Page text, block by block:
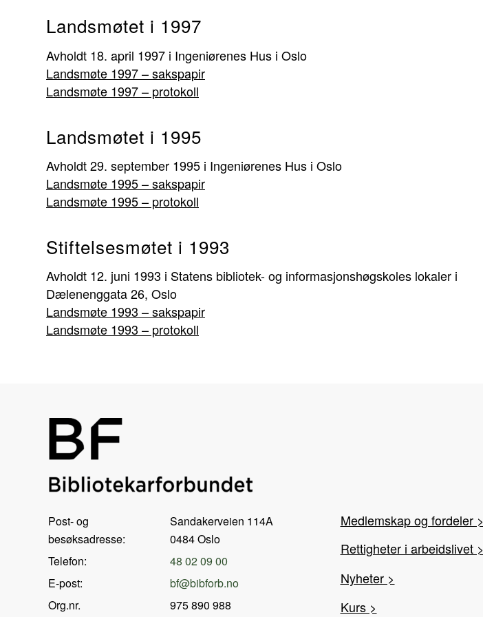
Landsmøtet i 1997
Avholdt 18. april 1997 i Ingeniørenes Hus i Oslo
Landsmøte 1997 – sakspapir
Landsmøte 1997 – protokoll
Landsmøtet i 1995
Avholdt 29. september 1995 i Ingeniørenes Hus i Oslo
Landsmøte 1995 – sakspapir
Landsmøte 1995 – protokoll
Stiftelsesmøtet i 1993
Avholdt 12. juni 1993 i Statens bibliotek- og informasjonshøgskoles lokaler i
Dælenenggata 26, Oslo
Landsmøte 1993 – sakspapir
Landsmøte 1993 – protokoll
Post- og
besøksadresse:
Sandakerveien 114A
0484 Oslo
Telefon:
48 02 09 00
E-post:
bf@bibforb.no
Org.nr.
975 890 988
Medlemskap og fordeler >
Rettigheter i arbeidslivet >
Nyheter >
Kurs >